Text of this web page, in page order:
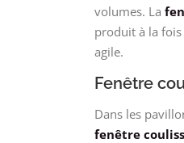
volumes. La
produit à la
agile.
Fenêtre
Dans les
fenêtre